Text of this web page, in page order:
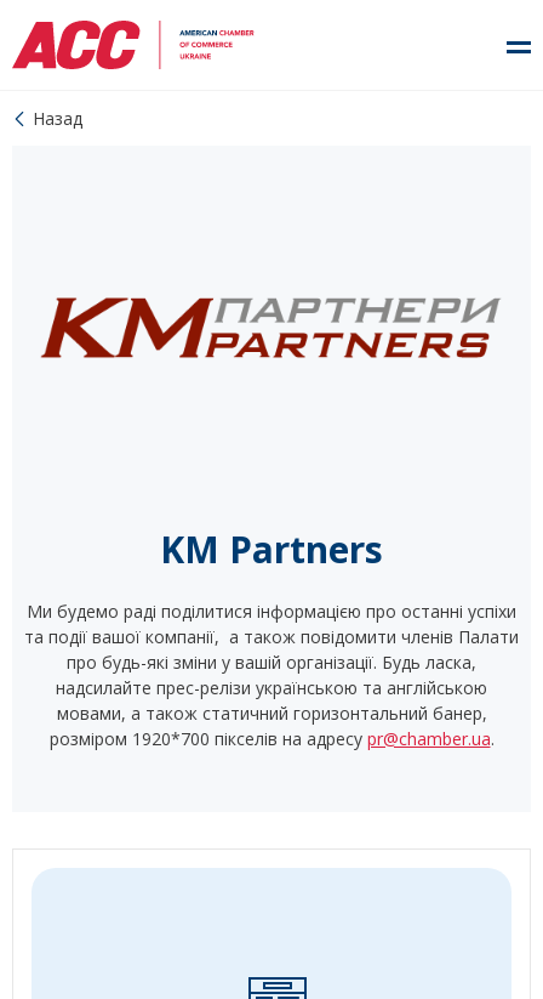
Назад
KM Partners
Ми будемо раді поділитися інформацією про останні успіхи
та події вашої компанії, а також повідомити членів Палати
про будь-які зміни у вашій організації. Будь ласка,
надсилайте прес-релізи українською та англійською
мовами, а також статичний горизонтальний банер,
розміром 1920*700 пікселів на адресу pr@chamber.ua.